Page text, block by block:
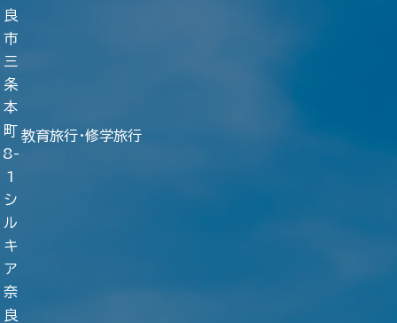
良
市
三
条
本
町
8-
1
シ
ル
キ
ア
奈
良
教育旅行・修学旅行